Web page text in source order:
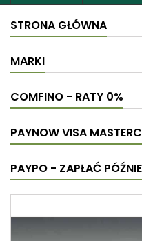
STRONA GŁÓWNA
MARKI
COMFINO - RATY 0%
PAYNOW VISA
PAYPO - ZAPŁAĆ